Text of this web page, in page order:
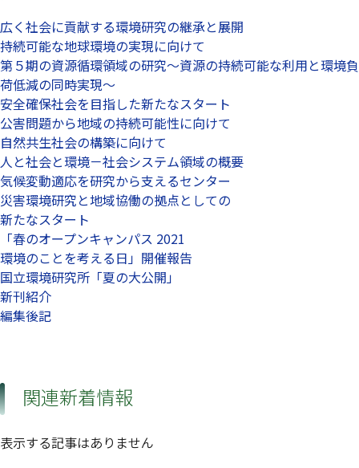
広く社会に貢献する環境研究の継承と展開
持続可能な地球環境の実現に向けて
第５期の資源循環領域の研究～資源の持続可能な利用と環境負
荷低減の同時実現～
安全確保社会を目指した新たなスタート
公害問題から地域の持続可能性に向けて
自然共生社会の構築に向けて
人と社会と環境－社会システム領域の概要
気候変動適応を研究から支えるセンター
災害環境研究と地域協働の拠点としての
新たなスタート
「春のオープンキャンパス 2021
環境のことを考える日」開催報告
国立環境研究所「夏の大公開」
新刊紹介
編集後記
関連新着情報
表示する記事はありません